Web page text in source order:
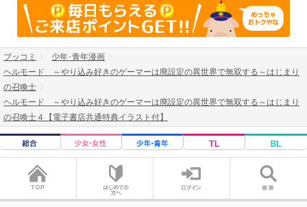
ブッコミ
少年･青年漫画
ヘルモード ～やり込み好きのゲーマーは廃設定の異世界で無双する～はじまり
の召喚士
ヘルモード ～やり込み好きのゲーマーは廃設定の異世界で無双する～はじまり
の召喚士４【電子書店共通特典イラスト付】